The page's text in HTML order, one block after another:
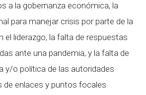
a la gobernanza económica, la
para manejar crisis por parte de la
el liderazgo, la falta de respuestas
ante una pandemia, y la falta de
y/o política de las autoridades
de enlaces y puntos focales